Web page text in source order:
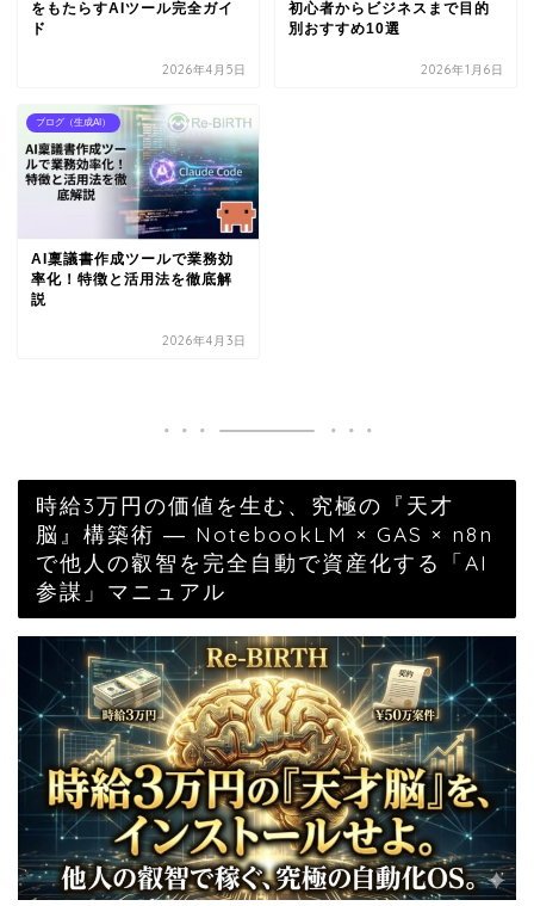
をもたらすAIツール完全ガイ
ド
2026年4月5日
初心者からビジネスまで目的
別おすすめ10選
2026年1月6日
ブログ（生成AI）
AI稟議書作成ツールで業務効
率化！特徴と活用法を徹底解
説
2026年4月3日
時給3万円の価値を生む、究極の『天才
脳』構築術 ― NotebookLM × GAS × n8n
で他人の叡智を完全自動で資産化する「AI
参謀」マニュアル